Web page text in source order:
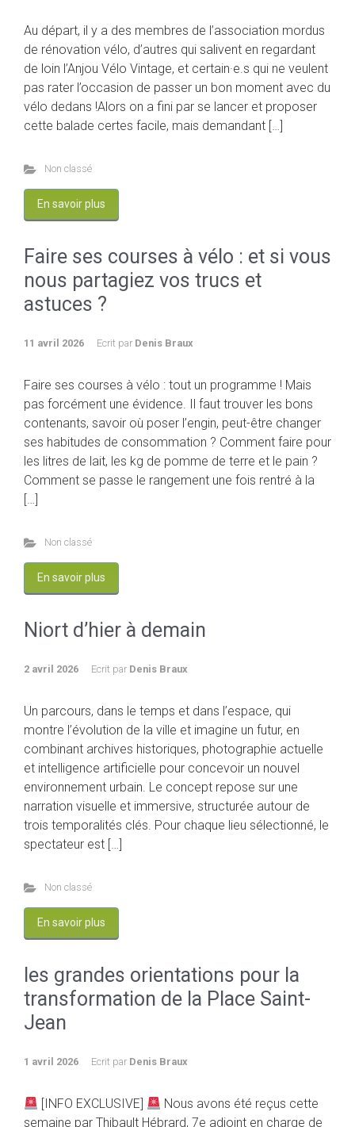
Au départ, il y a des membres de l’association mordus
de rénovation vélo, d’autres qui salivent en regardant
de loin l’Anjou Vélo Vintage, et certain·e.s qui ne veulent
pas rater l’occasion de passer un bon moment avec du
vélo dedans !Alors on a fini par se lancer et proposer
cette balade certes facile, mais demandant […]
Non classé
En savoir plus
Faire ses courses à vélo : et si vous
nous partagiez vos trucs et
astuces ?
11 avril 2026 Ecrit par Denis Braux
Faire ses courses à vélo : tout un programme ! Mais
pas forcément une évidence. Il faut trouver les bons
contenants, savoir où poser l’engin, peut-être changer
ses habitudes de consommation ? Comment faire pour
les litres de lait, les kg de pomme de terre et le pain ?
Comment se passe le rangement une fois rentré à la
[…]
Non classé
En savoir plus
Niort d’hier à demain
2 avril 2026 Ecrit par Denis Braux
Un parcours, dans le temps et dans l’espace, qui
montre l’évolution de la ville et imagine un futur, en
combinant archives historiques, photographie actuelle
et intelligence artificielle pour concevoir un nouvel
environnement urbain. Le concept repose sur une
narration visuelle et immersive, structurée autour de
trois temporalités clés. Pour chaque lieu sélectionné, le
spectateur est […]
Non classé
En savoir plus
les grandes orientations pour la
transformation de la Place Saint-
Jean
1 avril 2026 Ecrit par Denis Braux
[INFO EXCLUSIVE]
Nous avons été reçus cette
semaine par Thibault Hébrard, 7e adjoint en charge de